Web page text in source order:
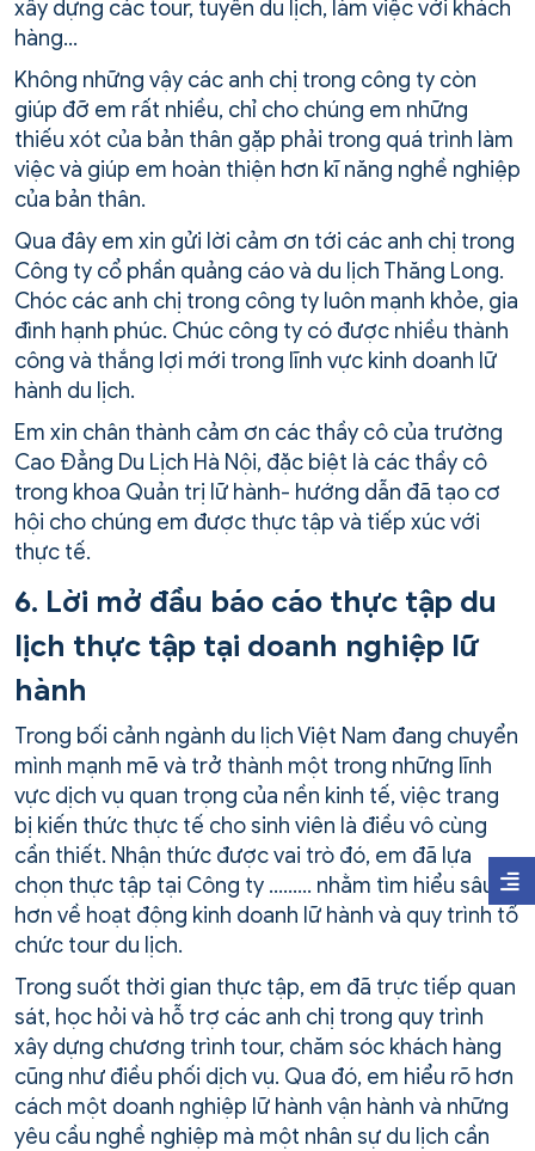
xây dựng các tour, tuyến du lịch, làm việc với khách
hàng…
Không những vậy các anh chị trong công ty còn
giúp đỡ em rất nhiều, chỉ cho chúng em những
thiếu xót của bản thân gặp phải trong quá trình làm
việc và giúp em hoàn thiện hơn kĩ năng nghề nghiệp
của bản thân.
Qua đây em xin gửi lời cảm ơn tới các anh chị trong
Công ty cổ phần quảng cáo và du lịch Thăng Long.
Chóc các anh chị trong công ty luôn mạnh khỏe, gia
đình hạnh phúc. Chúc công ty có được nhiều thành
công và thắng lợi mới trong lĩnh vực kinh doanh lữ
hành du lịch.
Em xin chân thành cảm ơn các thầy cô của trường
Cao Đẳng Du Lịch Hà Nội, đặc biệt là các thầy cô
trong khoa Quản trị lữ hành- hướng dẫn đã tạo cơ
hội cho chúng em được thực tập và tiếp xúc với
thực tế.
6. Lời mở đầu báo cáo thực tập du
lịch thực tập tại doanh nghiệp lữ
hành
Trong bối cảnh ngành du lịch Việt Nam đang chuyển
mình mạnh mẽ và trở thành một trong những lĩnh
vực dịch vụ quan trọng của nền kinh tế, việc trang
bị kiến thức thực tế cho sinh viên là điều vô cùng
cần thiết. Nhận thức được vai trò đó, em đã lựa
chọn thực tập tại Công ty ……… nhằm tìm hiểu sâu
hơn về hoạt động kinh doanh lữ hành và quy trình tổ
chức tour du lịch.
Trong suốt thời gian thực tập, em đã trực tiếp quan
sát, học hỏi và hỗ trợ các anh chị trong quy trình
xây dựng chương trình tour, chăm sóc khách hàng
cũng như điều phối dịch vụ. Qua đó, em hiểu rõ hơn
cách một doanh nghiệp lữ hành vận hành và những
yêu cầu nghề nghiệp mà một nhân sự du lịch cần